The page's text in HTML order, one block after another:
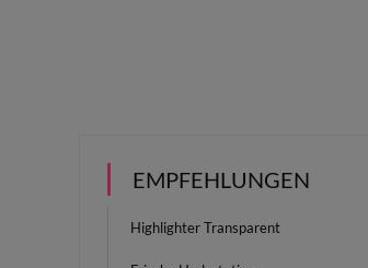
EMPFEHLUNGEN
Highlighter Transparent